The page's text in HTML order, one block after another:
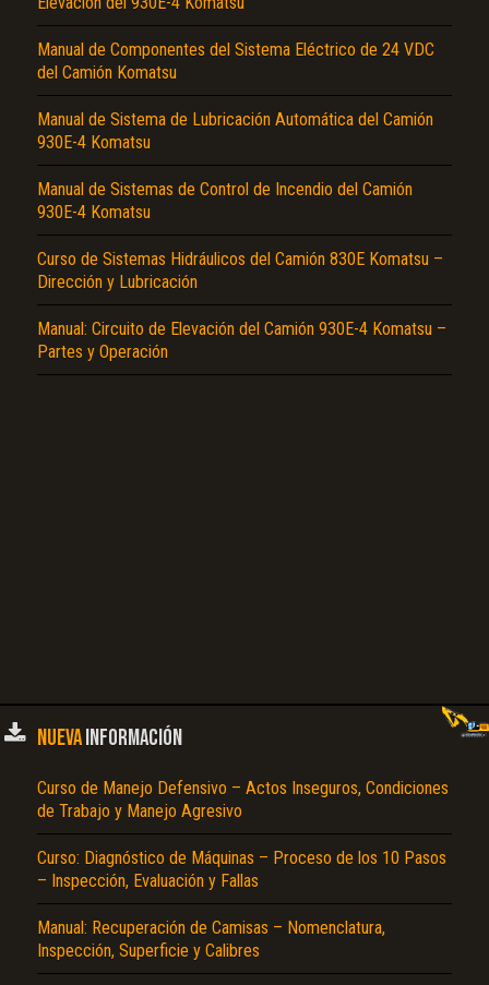
Manual de Componentes del Sistema Eléctrico de 24 VDC
del Camión Komatsu
Manual de Sistema de Lubricación Automática del Camión
930E-4 Komatsu
Manual de Sistemas de Control de Incendio del Camión
930E-4 Komatsu
Curso de Sistemas Hidráulicos del Camión 830E Komatsu –
Dirección y Lubricación
Manual: Circuito de Elevación del Camión 930E-4 Komatsu –
Partes y Operación
NUEVAINFORMACIÓN
Curso de Manejo Defensivo – Actos Inseguros, Condiciones
de Trabajo y Manejo Agresivo
Curso: Diagnóstico de Máquinas – Proceso de los 10 Pasos
– Inspección, Evaluación y Fallas
Manual: Recuperación de Camisas – Nomenclatura,
Inspección, Superficie y Calibres
El Título es incorrecto según el contenido.
Texto o Imagen de portada son erróneos.
No carga o no se visualiza el contenido.